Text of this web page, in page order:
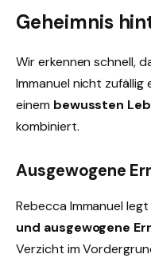
Geheimnis
Wir erkennen schnell,
Immanuel nicht
einem bewussten
kombiniert.
Ausgewogene
Rebecca Immanuel
und ausgewogene
Verzicht im